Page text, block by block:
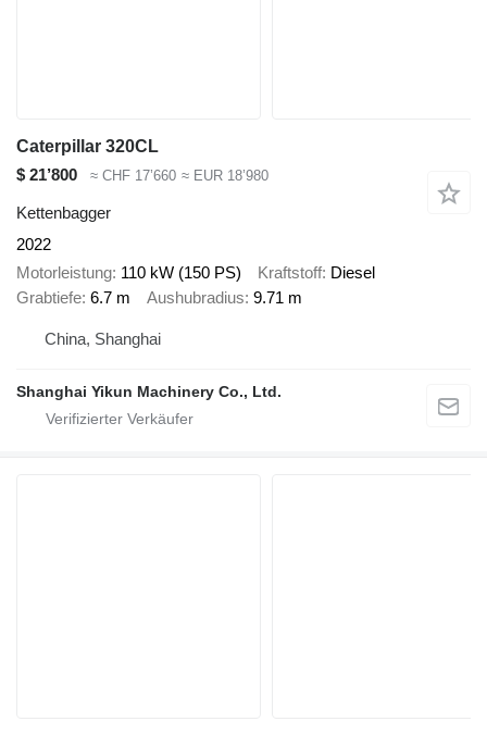
Caterpillar 320CL
$ 21’800
≈ CHF 17’660 ≈ EUR 18’980
Kettenbagger
2022
Motorleistung 110 kW (150 PS) Kraftstoff Diesel
Grabtiefe 6.7 m Aushubradius 9.71 m
China, Shanghai
Shanghai Yikun Machinery Co., Ltd.